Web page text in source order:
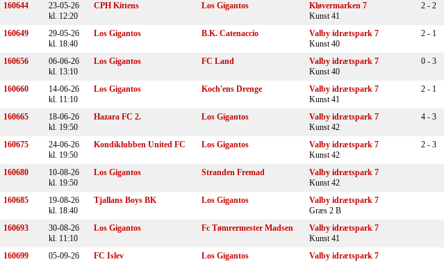
160644
23-05-26
kl. 12:20
CPH Kittens Los Gigantos
Kløvermarken 7
Kunst 41
2 - 2
160649
29-05-26
kl. 18:40
Los Gigantos B.K. Catenaccio
Valby idrætspark 7
Kunst 40
2 - 1
160656
06-06-26
kl. 13:10
Los Gigantos FC Land
Valby idrætspark 7
Kunst 40
0 - 3
160660
14-06-26
kl. 11:10
Los Gigantos Koch'ens Drenge
Valby idrætspark 7
Kunst 41
2 - 1
160665
18-06-26
kl. 19:50
Hazara FC 2. Los Gigantos
Valby idrætspark 7
Kunst 42
4 - 3
160675
24-06-26
kl. 19:50
Kondiklubben United FC Los Gigantos
Valby idrætspark 7
Kunst 42
2 - 3
160680
10-08-26
kl. 19:50
Los Gigantos Stranden Fremad
Valby idrætspark 7
Kunst 42
160685
19-08-26
kl. 18:40
Tjallans Boys BK Los Gigantos
Valby idrætspark 7
Græs 2 B
160693
30-08-26
kl. 11:10
Los Gigantos Fc Tømrermester Madsen
Valby idrætspark 7
Kunst 41
160699
05-09-26
FC Islev Los Gigantos
Valby idrætspark 7